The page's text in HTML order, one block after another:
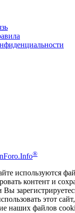
®
используются
контент и
Вы
этот
наших файлов